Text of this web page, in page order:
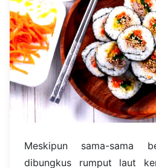
Meskipun sama-sama
dibungkus rumput laut